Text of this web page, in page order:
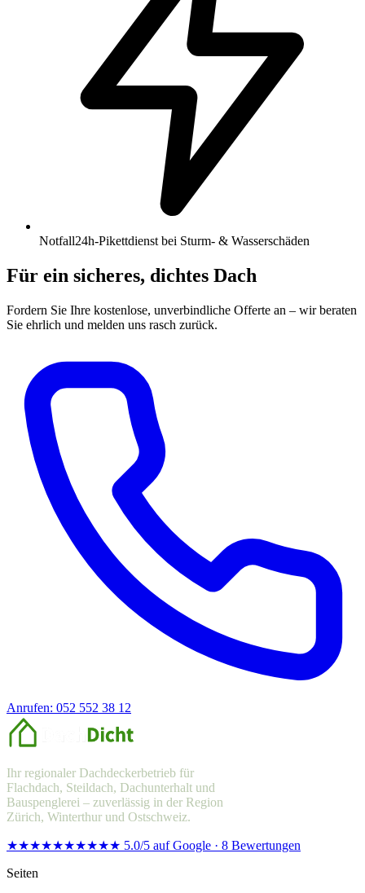
Notfall24h-Pikettdienst bei Sturm- & Wasserschäden
Für ein sicheres, dichtes Dach
Fordern Sie Ihre kostenlose, unverbindliche Offerte an – wir beraten
Sie ehrlich und melden uns rasch zurück.
Anrufen: 052 552 38 12
Ihr regionaler Dachdeckerbetrieb für
Flachdach, Steildach, Dachunterhalt und
Bauspenglerei – zuverlässig in der Region
Zürich, Winterthur und Ostschweiz.
★★★★★★★★★★ 5.0/5 auf Google · 8 Bewertungen
Seiten